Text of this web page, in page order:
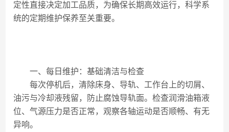
定性直接决定加工品质，为确保长期高效运行，科学系
统的定期维护保养至关重要。
一、每日维护：基础清洁与检查
每次停机后，清除床身、导轨、工作台上的切屑、
油污与冷却液残留，防止腐蚀导轨面。检查润滑油箱液
位、气源压力是否正常，观察各轴运动是否顺畅、有无
异响。